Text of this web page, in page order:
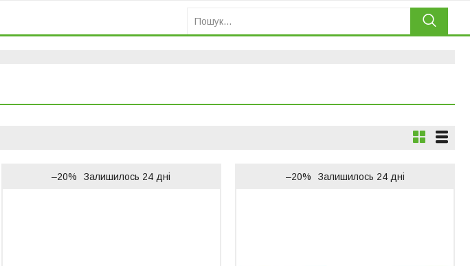
–20% Залишилось 24 дні –20% Залишилось 24 дні